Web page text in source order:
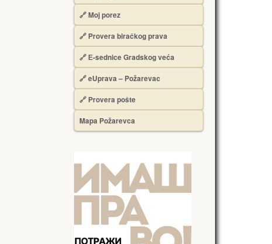
🔗 Moj porez
🔗 Provera biračkog prava
🔗 Е-sednice Gradskog veća
🔗 eUprava – Požarevac
🔗 Provera pošte
Mapa Požarevca